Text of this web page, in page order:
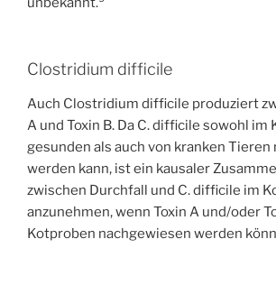
Clostridium difficile
Auch Clostridium difficile produziert
A und Toxin B. Da C. difficile sowohl im
gesunden als auch von kranken Tieren
werden kann, ist ein kausaler
zwischen Durchfall und C. difficile im
anzunehmen, wenn Toxin A und/oder
Kotproben nachgewiesen werden